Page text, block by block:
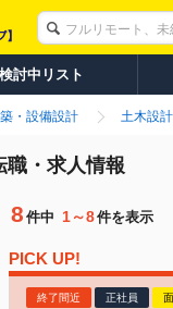
討中リスト
・設備設計 土木設
職・求人情報
8 件中 1～8件を表示
PICK UP!
終了間近 正社員